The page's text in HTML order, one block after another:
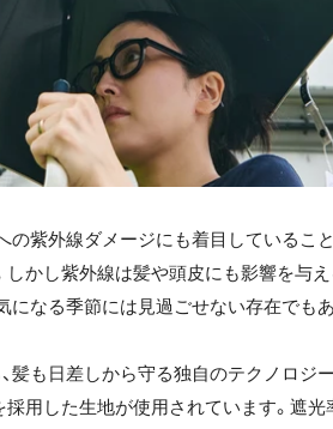
の紫外線ダメージにも着目しているこ
かし紫外線は髪や頭皮にも影響を与え
なる季節には見過ごせない存在でもあ
髪も日差しから守る独自のテクノロジ
採用した生地が使用されています。遮